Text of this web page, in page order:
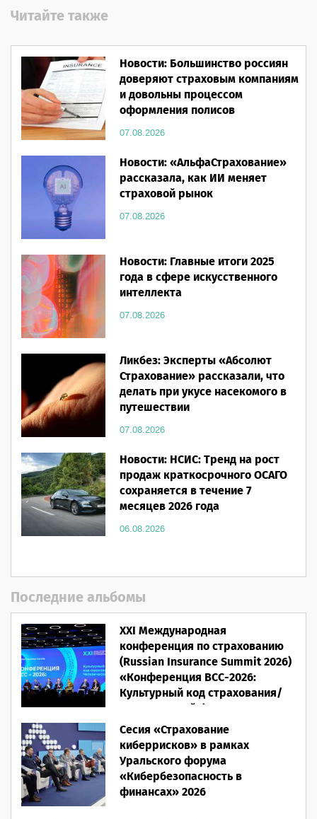
Читайте также
Новости: Большинство россиян
доверяют страховым компаниям
и довольны процессом
оформления полисов
07.08.2026
Новости: «АльфаСтрахование»
рассказала, как ИИ меняет
страховой рынок
07.08.2026
Новости: Главные итоги 2025
года в сфере искусственного
интеллекта
07.08.2026
Ликбез: Эксперты «Абсолют
Страхование» рассказали, что
делать при укусе насекомого в
путешествии
07.08.2026
Новости: НСИС: Тренд на рост
продаж краткосрочного ОСАГО
сохраняется в течение 7
месяцев 2026 года
06.08.2026
Последние альбомы
XXI Международная
конференция по страхованию
(Russian Insurance Summit 2026)
«Конференция ВСС-2026:
Культурный код страхования/
Человеческий фактор»
28.05.2026
Сесия «Страхование
киберрисков» в рамках
Уральского форума
«Кибербезопасность в
финансах» 2026